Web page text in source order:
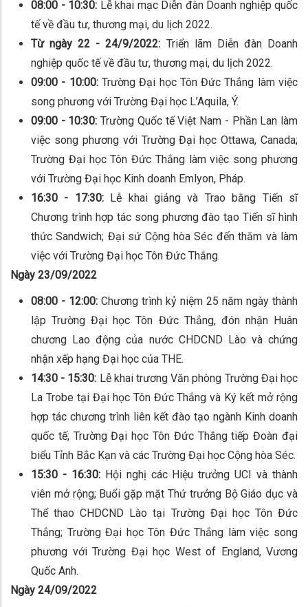
08:00 - 10:30: Lễ khai mạc Diễn đàn Doanh nghiệp quốc
tế về đầu tư, thương mại, du lịch 2022.
Từ ngày 22 - 24/9/2022: Triển lãm Diễn đàn Doanh
nghiệp quốc tế về đầu tư, thương mại, du lịch 2022.
09:00 - 10:00: Trường Đại học Tôn Đức Thắng làm việc
song phương với Trường Đại học L’Aquila, Ý.
09:00 - 10:30: Trường Quốc tế Việt Nam - Phần Lan làm
việc song phương với Trường Đại học Ottawa, Canada;
Trường Đại học Tôn Đức Thắng làm việc song phương
với Trường Đại học Kinh doanh Emlyon, Pháp.
16:30 - 17:30:
Lễ khai giảng và Trao bằng Tiến sĩ
Chương trình hợp tác song phương đào tạo Tiến sĩ hình
thức Sandwich; Đại sứ Cộng hòa Séc đến thăm và làm
việc với Trường Đại học Tôn Đức Thắng.
Ngày 23/09/2022
08:00 - 12:00: Chương trình kỷ niệm 25 năm ngày thành
lập Trường Đại học Tôn Đức Thắng, đón nhận Huân
chương Lao động của nước CHDCND Lào và chứng
nhận xếp hạng Đại học của THE.
14:30 - 15:30: Lễ khai trương Văn phòng Trường Đại học
La Trobe tại Đại học Tôn Đức Thắng và Ký kết mở rộng
hợp tác chương trình liên kết đào tạo ngành Kinh doanh
quốc tế; Trường Đại học Tôn Đức Thắng tiếp Đoàn đại
biểu Tỉnh Bắc Kạn và các Trường Đại học Cộng hòa Séc.
15:30 - 16:30:Hội nghị các Hiệu trưởng UCI và thành
viên mở rộng; Buổi gặp mặt Thứ trưởng Bộ Giáo dục và
Thể thao CHDCND Lào tại Trường Đại học Tôn Đức
Thắng; Trường Đại học Tôn Đức Thắng làm việc song
phương với Trường Đại học West of England, Vương
Quốc Anh.
Ngày 24/09/2022